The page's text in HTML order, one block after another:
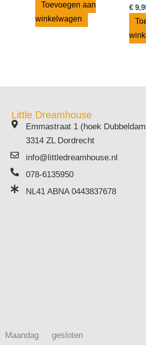
Toevoegen aan
winkelwagen
€
Little Dreamhouse
Emmastraat 1 (hoek
3314 ZL Dordrecht
info@littledreamhouse.nl
078-6135950
NL41 ABNA 0443837678
Maandag
gesloten